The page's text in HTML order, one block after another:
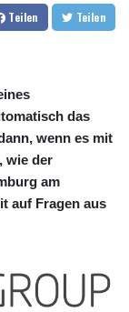
Teilen Teilen
das
wenn es mit
wie der
am
auf Fragen aus